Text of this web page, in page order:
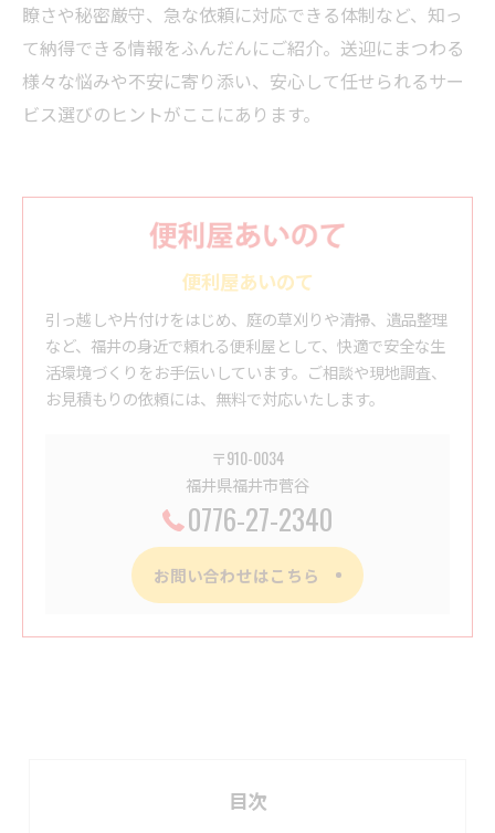
瞭さや秘密厳守、急な依頼に対応できる体制など、知っ
て納得できる情報をふんだんにご紹介。送迎にまつわる
様々な悩みや不安に寄り添い、安心して任せられるサー
ビス選びのヒントがここにあります。
便利屋あいのて
引っ越しや片付けをはじめ、庭の草刈りや清掃、遺品整理
など、福井の身近で頼れる便利屋として、快適で安全な生
活環境づくりをお手伝いしています。ご相談や現地調査、
お見積もりの依頼には、無料で対応いたします。
〒910-0034
福井県福井市菅谷
0776-27-2340
お問い合わせはこちら
目次